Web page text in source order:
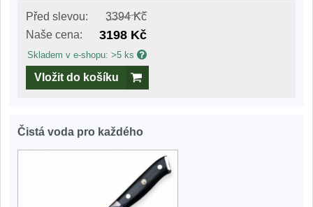
Před slevou:
3394 Kč
Naše cena:
3198 Kč
Skladem v e-shopu: >5 ks
Vložit do košíku
Čistá voda pro každého